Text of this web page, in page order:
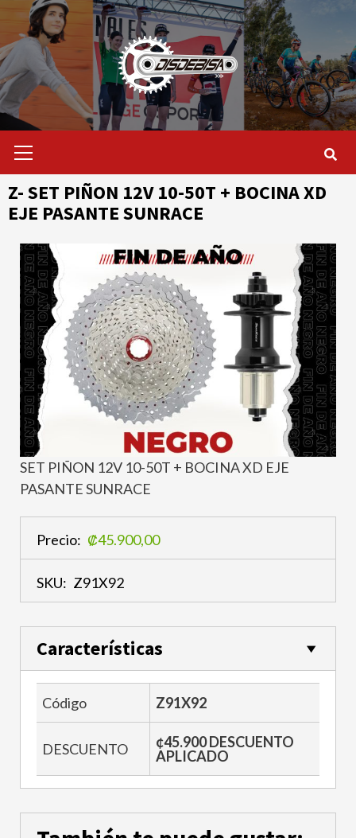
Saltar
contenido
primario
Z- SET PIÑON 12V 10-50T + BOCINA XD
EJE PASANTE SUNRACE
SET PIÑON 12V 10-50T + BOCINA XD EJE
PASANTE SUNRACE
Precio: ₡45.900,00
SKU: Z91X92
Características
Código Z91X92
DESCUENTO
¢45.900 DESCUENTO
APLICADO